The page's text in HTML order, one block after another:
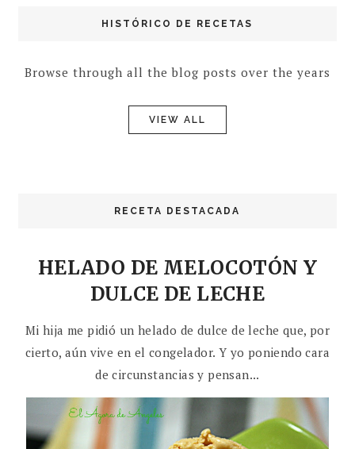
HISTÓRICO DE RECETAS
Browse through all the blog posts over the years
VIEW ALL
RECETA DESTACADA
HELADO DE MELOCOTÓN Y
DULCE DE LECHE
Mi hija me pidió un helado de dulce de leche que, por
cierto, aún vive en el congelador. Y yo poniendo cara
de circunstancias y pensan...